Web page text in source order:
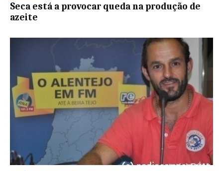
Seca está a provocar queda na produção de
azeite